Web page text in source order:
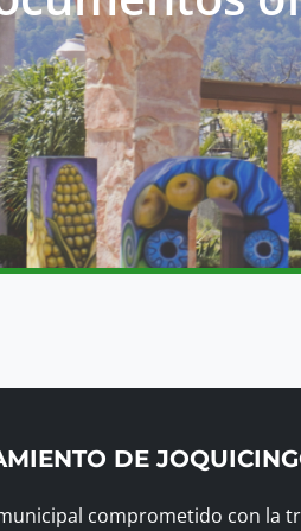
DE
comprometido con la